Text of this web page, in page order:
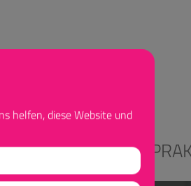
helfen, diese Website und
STUDIUM